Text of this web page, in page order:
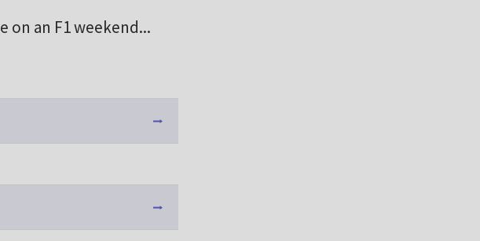
on an F1 weekend...